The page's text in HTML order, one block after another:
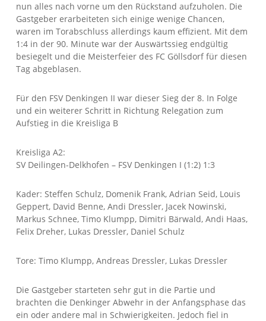
nun alles nach vorne um den Rückstand aufzuholen. Die
Gastgeber erarbeiteten sich einige wenige Chancen,
waren im Torabschluss allerdings kaum effizient. Mit dem
1:4 in der 90. Minute war der Auswärtssieg endgültig
besiegelt und die Meisterfeier des FC Göllsdorf für diesen
Tag abgeblasen.
Für den FSV Denkingen II war dieser Sieg der 8. In Folge
und ein weiterer Schritt in Richtung Relegation zum
Aufstieg in die Kreisliga B
Kreisliga A2:
SV Deilingen-Delkhofen – FSV Denkingen I (1:2) 1:3
Kader: Steffen Schulz, Domenik Frank, Adrian Seid, Louis
Geppert, David Benne, Andi Dressler, Jacek Nowinski,
Markus Schnee, Timo Klumpp, Dimitri Bärwald, Andi Haas,
Felix Dreher, Lukas Dressler, Daniel Schulz
Tore: Timo Klumpp, Andreas Dressler, Lukas Dressler
Die Gastgeber starteten sehr gut in die Partie und
brachten die Denkinger Abwehr in der Anfangsphase das
ein oder andere mal in Schwierigkeiten. Jedoch fiel in